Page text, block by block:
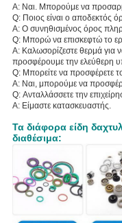
Α: Ναι. Μπορούμε να
Q: Ποιος είναι ο αποδεκτός
Α: Ο συνηθισμένος όρος
Q: Μπορώ να επισκεφτώ το
Α: Καλωσορίζεστε θερμά για
προσφέρουμε την ελεύθερη
Q: Μπορείτε να προσφέρετε
Α: Ναι, μπορούμε να
Q: Ανταλλάσσετε την
Α: Είμαστε κατασκευαστής.
Τα διάφορα είδη
διαθέσιμα: